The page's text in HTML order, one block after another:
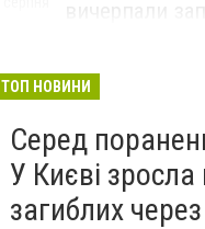
ТОП НОВИНИ
Серед
У Києві зросла
загиблих